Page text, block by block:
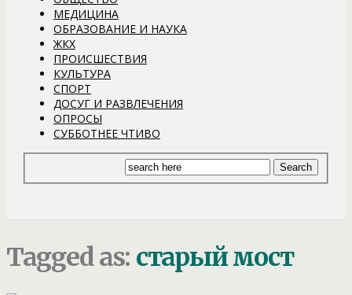
МЕДИЦИНА
ОБРАЗОВАНИЕ И НАУКА
ЖКХ
ПРОИСШЕСТВИЯ
КУЛЬТУРА
СПОРТ
ДОСУГ И РАЗВЛЕЧЕНИЯ
ОПРОСЫ
СУББОТНЕЕ ЧТИВО
Tagged as: старый мост